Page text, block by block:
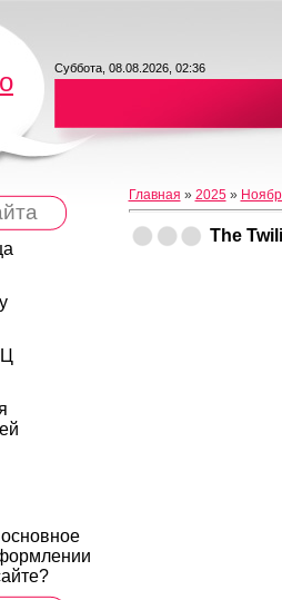
Суббота, 08.08.2026, 02:36
Главная » 2025 »
The